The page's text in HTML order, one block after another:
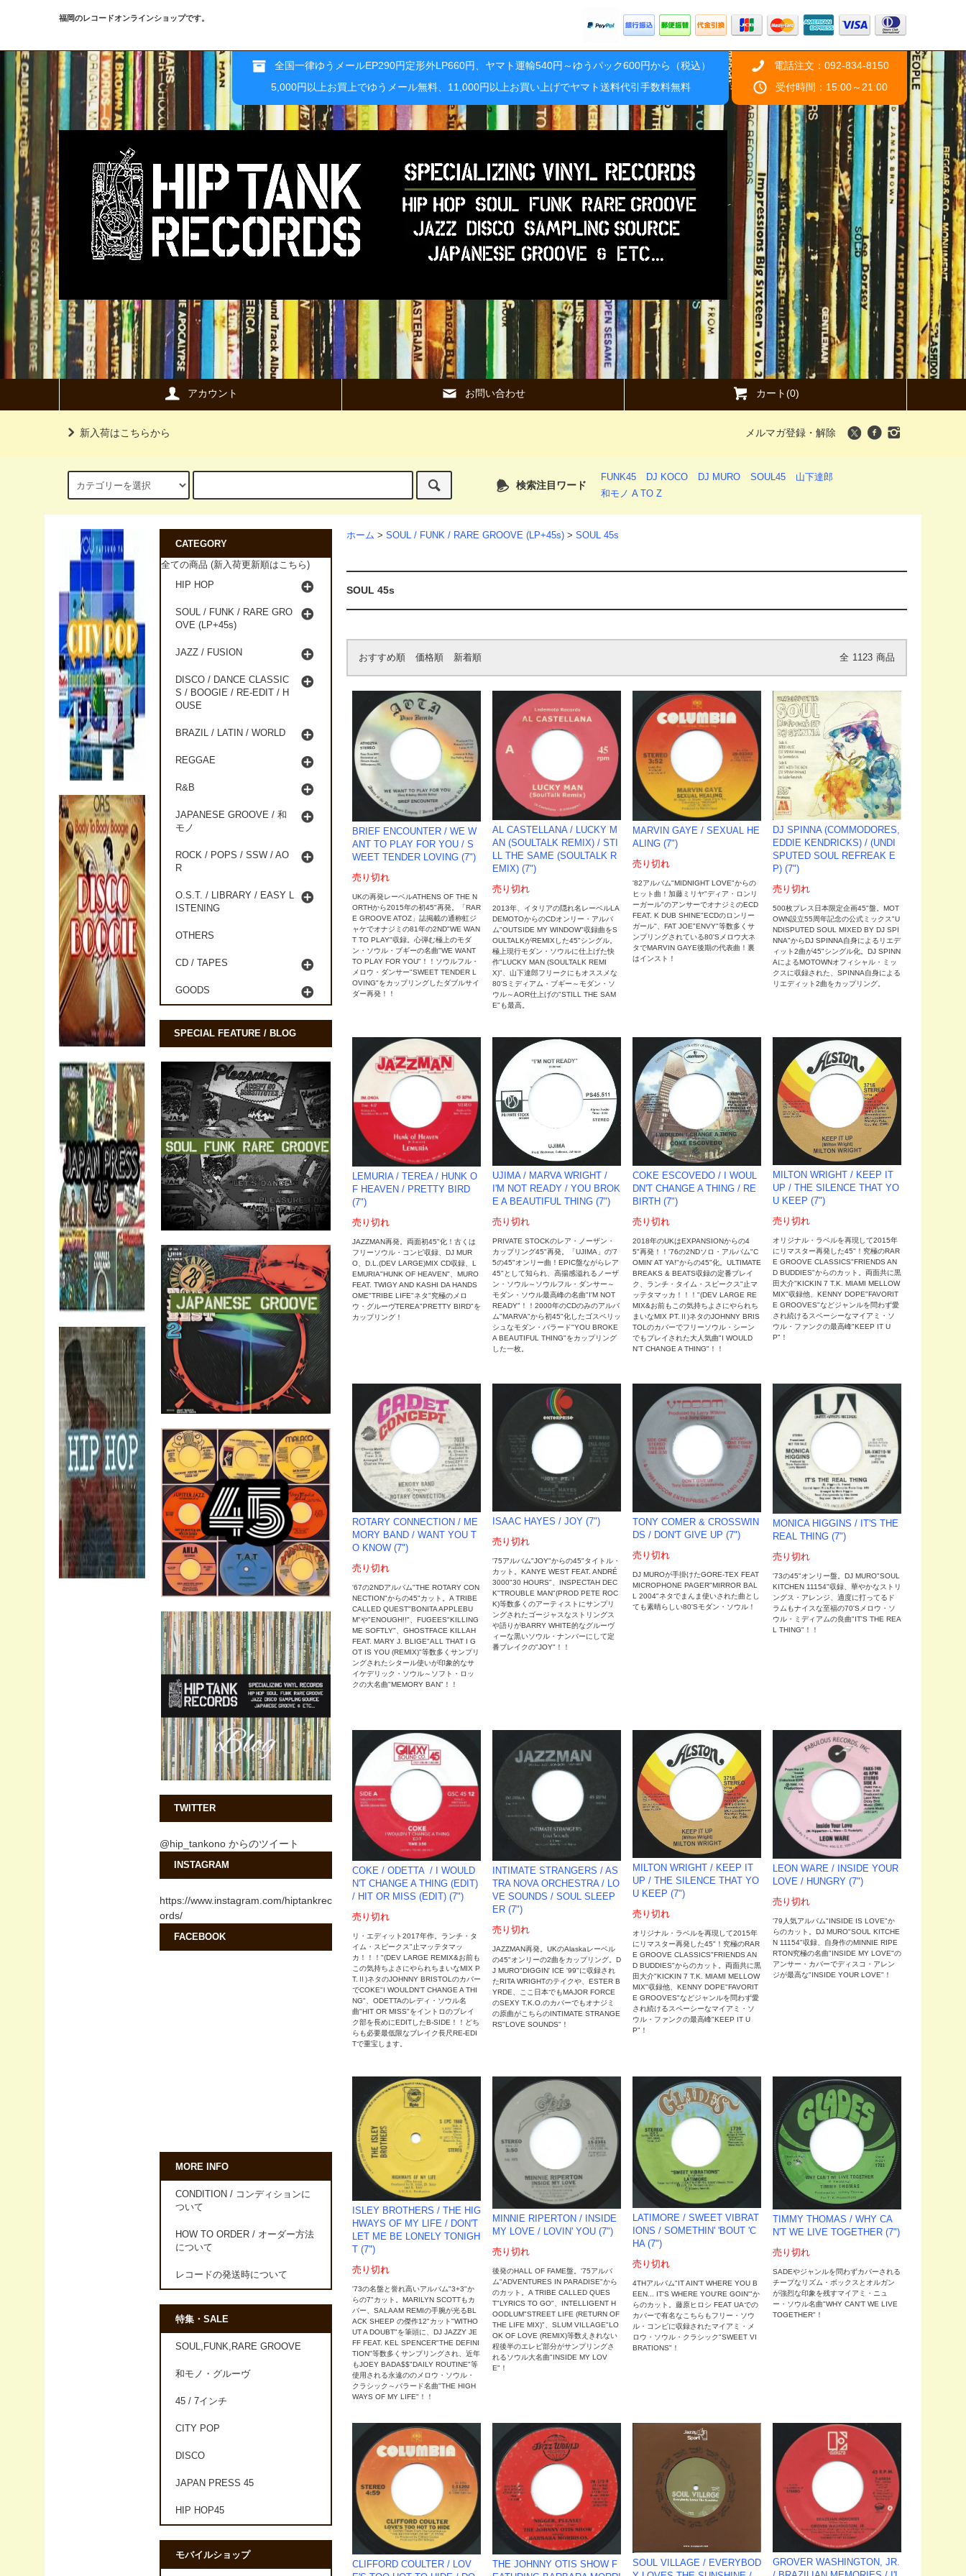
福岡のレコードオンラインショップです。
全国一律ゆうメールEP290円定形外LP660円、ヤマト運輸540円～ゆうパック600円から（税込）
5,000円以上お買上でゆうメール無料、11,000円以上お買い上げでヤマト送料代引手数料無料
電話注文：092-834-8150
受付時間：15:00～21:00
アカウント お問い合わせ カート(0)
新入荷はこちらから メルマガ登録・解除
検索注目ワード
FUNK45 DJ KOCO DJ MURO SOUL45
山下達郎
和モノ A TO Z
ホーム > SOUL / FUNK / RARE GROOVE (LP+45s) > SOUL 45s
SOUL 45s
おすすめ順 価格順 新着順 全 1123 商品
BRIEF ENCOUNTER ‎/ WE W
ANT TO PLAY FOR YOU / S
WEET TENDER LOVING (7")
売り切れ
UKの再発レーベルATHENS OF THE N
ORTHから2015年の初45"再発。「RAR
E GROOVE ATOZ」誌掲載の通称虹ジ
ャケでオナジミの81年の2ND"WE WAN
T TO PLAY"収録。心弾む極上のモダ
ン・ソウル・ブギーの名曲"WE WANT
TO PLAY FOR YOU"！！ソウルフル・
メロウ・ダンサー"SWEET TENDER L
OVING"をカップリングしたダブルサイ
ダー再発！！
AL CASTELLANA / LUCKY M
AN (SOULTALK REMIX) / STI
LL THE SAME (SOULTALK R
EMIX) (7")
売り切れ
2013年、イタリアの隠れ名レーベルLA
DEMOTOからのCDオンリー・アルバ
ム"OUTSIDE MY WINDOW"収録曲をS
OULTALKがREMIXした45"シングル。
極上現行モダン・ソウルに仕上げた快
作"LUCKY MAN (SOULTALK REMI
X)"、山下達郎フリークにもオススメな
80'Sミディアム・ブギー～モダン・ソ
ウル～AOR仕上げの"STILL THE SAM
E"も最高。
MARVIN GAYE / SEXUAL HE
ALING (7")
売り切れ
'82アルバム"MIDNIGHT LOVE"からの
ヒット曲！加藤ミリヤ"ディア・ロンリ
ーガール"のアンサーでオナジミのECD
FEAT. K DUB SHINE"ECDのロンリー
ガール"、FAT JOE"ENVY"等数多くサ
ンプリングされている80'Sメロウ大ネ
タでMARVIN GAYE後期の代表曲！裏
はインスト！
DJ SPINNA (COMMODORES,
EDDIE KENDRICKS) ‎/ (UNDI
SPUTED SOUL REFREAK E
P) (7")
売り切れ
500枚プレス日本限定企画45"盤。MOT
OWN設立55周年記念の公式ミックス"U
NDISPUTED SOUL MIXED BY DJ SPI
NNA"からDJ SPINNA自身によるリエデ
ィット2曲が45"シングル化。DJ SPINN
AによるMOTOWNオフィシャル・ミッ
クスに収録された、SPINNA自身による
リエディット2曲をカップリング。
LEMURIA / TEREA / HUNK O
F HEAVEN / PRETTY BIRD
(7")
売り切れ
JAZZMAN再発。両面初45"化！古くは
フリーソウル・コンピ収録、DJ MUR
O、D.L.(DEV LARGE)MIX CD収録、L
EMURIA"HUNK OF HEAVEN"、MURO
FEAT. TWIGY AND KASHI DA HANDS
OME"TRIBE LIFE"ネタ"究極のメロ
ウ・グルーヴTEREA"PRETTY BIRD"を
カップリング！
UJIMA / MARVA WRIGHT ‎/
I'M NOT READY / YOU BROK
E A BEAUTIFUL THING (7")
売り切れ
PRIVATE STOCKのレア・ノーザン・
カップリング45"再発。「UJIMA」の'7
5の45"オンリー曲！EPIC盤ながらレア
45"として知られ、高揚感溢れるノーザ
ン・ソウル～ソウルフル・ダンサー～
モダン・ソウル最高峰の名曲"I'M NOT
READY"！！2000年のCDのみのアルバ
ム"MARVA"から初45"化したゴスペリッ
シュなモダン・バラード"YOU BROKE
A BEAUTIFUL THING"をカップリング
した一枚。
COKE ESCOVEDO ‎/ I WOUL
DN'T CHANGE A THING / RE
BIRTH (7")
売り切れ
2018年のUKはEXPANSIONからの4
5"再発！！'76の2NDソロ・アルバム"C
OMIN' AT YA!"からの45"化。ULTIMATE
BREAKS & BEATS収録の定番ブレイ
ク、ランチ・タイム・スピークス"止マ
ッテタマッカ！！！"(DEV LARGE RE
MIX&お前もこの気持ちよさにやられち
まいなMIX PT.Ⅱ)ネタのJOHNNY BRIS
TOLのカバーでフリーソウル・シーン
でもプレイされた大人気曲"I WOULD
N'T CHANGE A THING"！！
MILTON WRIGHT / KEEP IT
UP / THE SILENCE THAT YO
U KEEP (7")
売り切れ
オリジナル・ラベルを再現して2015年
にリマスター再発した45"！究極のRAR
E GROOVE CLASSICS"FRIENDS AN
D BUDDIES"からのカット。両面共に黒
田大介"KICKIN 7 T.K. MIAMI MELLOW
MIX"収録他、KENNY DOPE"FAVORIT
E GROOVES"などジャンルを問わず愛
され続けるスペーシーなマイアミ・ソ
ウル・ファンクの最高峰"KEEP IT U
P"！
ROTARY CONNECTION ‎/ ME
MORY BAND / WANT YOU T
O KNOW (7")
売り切れ
'67の2NDアルバム"THE ROTARY CON
NECTION"からの45"カット。A TRIBE
CALLED QUEST"BONITA APPLEBU
M"や"ENOUGH!!"、FUGEES"KILLING
ME SOFTLY"、GHOSTFACE KILLAH
FEAT. MARY J. BLIGE"ALL THAT I G
OT IS YOU (REMIX)"等数多くサンプリ
ングされたシタール使いが印象的なサ
イケデリック・ソウル～ソフト・ロッ
クの大名曲"MEMORY BAN"！！
ISAAC HAYES ‎/ JOY (7")
売り切れ
'75アルバム"JOY"からの45"タイトル・
カット。KANYE WEST FEAT. ANDRÉ
3000"30 HOURS"、INSPECTAH DEC
K"TROUBLE MAN"(PROD PETE ROC
K)等数多くのアーティストにサンプリ
ングされたゴージャスなストリングス
や語りがBARRY WHITE的なグルーヴ
ィーな黒いソウル・ナンバーにして定
番ブレイクの"JOY"！！
TONY COMER & CROSSWIN
DS / DON'T GIVE UP (7")
売り切れ
DJ MUROが手掛けたGORE-TEX FEAT
MICROPHONE PAGER"MIRROR BAL
L 2004"ネタでまんま使いされた曲とし
ても素晴らしい80'Sモダン・ソウル！
MONICA HIGGINS / IT'S THE
REAL THING (7")
売り切れ
'73の45"オンリー盤。DJ MURO"SOUL
KITCHEN 11154"収録、華やかなストリ
ングス・アレンジ、適度に打ってるド
ラムもナイスな至福の70'Sメロウ・ソ
ウル・ミディアムの良曲"IT'S THE REA
L THING"！！
COKE / ODETTA ‎ / I WOULD
N'T CHANGE A THING (EDIT)
/ HIT OR MISS (EDIT) (7")
売り切れ
リ・エディット2017年作。ランチ・タ
イム・スピークス"止マッテタマッ
カ！！！"(DEV LARGE REMIX&お前も
この気持ちよさにやられちまいなMIX P
T.Ⅱ)ネタのJOHNNY BRISTOLのカバー
でCOKE"I WOULDN'T CHANGE A THI
NG"、ODETTAのレディ・ソウル名
曲"HIT OR MISS"をイントロのブレイ
ク部を長めにEDITしたB-SIDE！！どち
らも必要最低限なブレイク長尺RE-EDI
Tで重宝します。
INTIMATE STRANGERS / AS
TRA NOVA ORCHESTRA ‎/ LO
VE SOUNDS / SOUL SLEEP
ER (7")
売り切れ
JAZZMAN再発。UKのAlaskaレーベル
の45"オンリーの2曲をカップリング。D
J MURO"DIGGIN' ICE '99"に収録され
たRITA WRIGHTのテイクや、ESTER B
YRDE、ここ日本でもMAJOR FORCE
のSEXY T.K.O.のカバーでもオナジミ
の原曲がこちらのINTIMATE STRANGE
RS"LOVE SOUNDS"！
MILTON WRIGHT / KEEP IT
UP / THE SILENCE THAT YO
U KEEP (7")
売り切れ
オリジナル・ラベルを再現して2015年
にリマスター再発した45"！究極のRAR
E GROOVE CLASSICS"FRIENDS AN
D BUDDIES"からのカット。両面共に黒
田大介"KICKIN 7 T.K. MIAMI MELLOW
MIX"収録他、KENNY DOPE"FAVORIT
E GROOVES"などジャンルを問わず愛
され続けるスペーシーなマイアミ・ソ
ウル・ファンクの最高峰"KEEP IT U
P"！
LEON WARE / INSIDE YOUR
LOVE / HUNGRY (7")
売り切れ
'79人気アルバム"INSIDE IS LOVE"か
らのカット。DJ MURO"SOUL KITCHE
N 11154"収録、自身作のMINNIE RIPE
RTON究極の名曲"INSIDE MY LOVE"の
アンサー・カバーでディスコ・アレン
ジが最高な"INSIDE YOUR LOVE"！
ISLEY BROTHERS / THE HIG
HWAYS OF MY LIFE / DON'T
LET ME BE LONELY TONIGH
T (7")
売り切れ
'73の名盤と誉れ高いアルバム"3+3"か
らの7"カット。MARILYN SCOTTもカ
バー、SALAAM REMIの手腕が光るBL
ACK SHEEP の傑作12"カット"WITHO
UT A DOUBT"を筆頭に、DJ JAZZY JE
FF FEAT. KEL SPENCER"THE DEFINI
TION"等数多くサンプリングされ、近年
もJOEY BADA$$"DAILY ROUTINE"等
使用される永遠ののメロウ・ソウル・
クラシック～バラード名曲"THE HIGH
WAYS OF MY LIFE"！！
MINNIE RIPERTON / INSIDE
MY LOVE / LOVIN' YOU (7")
売り切れ
後発のHALL OF FAME盤。'75アルバ
ム"ADVENTURES IN PARADISE"から
のカット。A TRIBE CALLED QUES
T"LYRICS TO GO"、INTELLIGENT H
OODLUM"STREET LIFE (RETURN OF
THE LIFE MIX)"、SLUM VILLAGE"LO
OK OF LOVE (REMIX)等数えきれない
程後半のエレピ部分がサンプリングさ
れるソウル大名曲"INSIDE MY LOV
E"！
LATIMORE / SWEET VIBRAT
IONS / SOMETHIN' 'BOUT 'C
HA (7")
売り切れ
4THアルバム"IT AIN'T WHERE YOU B
EEN... IT'S WHERE YOU'RE GOIN'"か
らのカット。藤原ヒロシ FEAT UAでの
カバーで有名なこちらもフリー・ソウ
ル・コンピに収録されたマイアミ・メ
ロウ・ソウル・クラシック"SWEET VI
BRATIONS"！
TIMMY THOMAS / WHY CA
N'T WE LIVE TOGETHER (7")
売り切れ
SADEやジャンルを問わずカバーされる
チープなリズム・ボックスとオルガン
が強烈な印象を残すマイアミ・ニュ
ー・ソウル名曲"WHY CAN'T WE LIVE
TOGETHER"！
CLIFFORD COULTER ‎/ LOV
THE JOHNNY OTIS SHOW F
SOUL VILLAGE / EVERYBOD
GROVER WASHINGTON, JR.
CATEGORY
全ての商品 (新入荷更新順はこちら)
HIP HOP
SOUL / FUNK / RARE GRO
OVE (LP+45s)
JAZZ / FUSION
DISCO / DANCE CLASSIC
S / BOOGIE / RE-EDIT / H
OUSE
BRAZIL / LATIN / WORLD
REGGAE
R&B
JAPANESE GROOVE / 和
モノ
ROCK / POPS / SSW / AO
R
O.S.T. / LIBRARY / EASY L
ISTENING
OTHERS
CD / TAPES
GOODS
SPECIAL FEATURE / BLOG
TWITTER
@hip_tankono からのツイート
INSTAGRAM
https://www.instagram.com/hiptankrec
ords/
FACEBOOK
MORE INFO
CONDITION / コンディションに
ついて
HOW TO ORDER / オーダー方法
について
レコードの発送時について
特集・SALE
SOUL,FUNK,RARE GROOVE
和モノ・グルーヴ
45 / 7インチ
CITY POP
DISCO
JAPAN PRESS 45
HIP HOP45
モバイルショップ